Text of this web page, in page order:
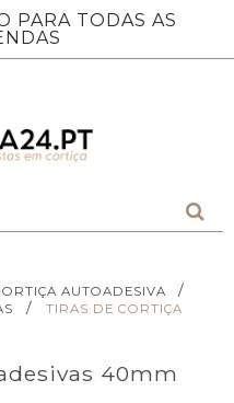
PARA TODAS AS
AUTOADESIVA /
/
TIRAS DE CORTIÇA
40mm